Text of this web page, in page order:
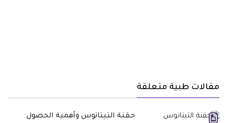
مقالات طبية متعلقة
حقنة التيتانوس وأهمية الحصول